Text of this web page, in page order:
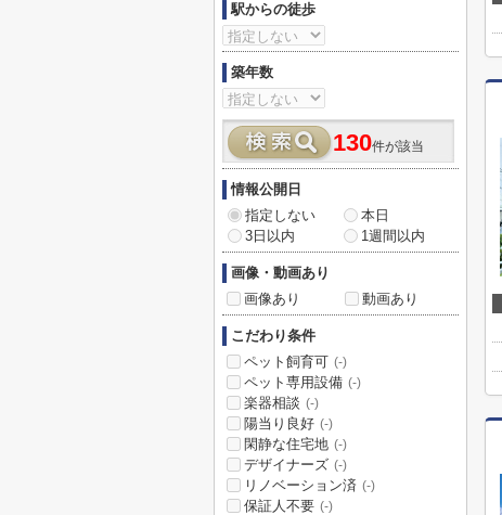
駅からの徒歩
築年数
130件が該当
情報公開日
指定しない
本日
3日以内
1週間以内
画像・動画あり
画像あり
動画あり
こだわり条件
ペット飼育可 (-)
ペット専用設備 (-)
楽器相談 (-)
陽当り良好 (-)
閑静な住宅地 (-)
デザイナーズ (-)
リノベーション済 (-)
保証人不要 (-)